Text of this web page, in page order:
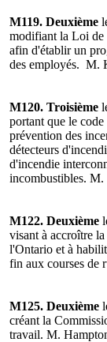
M119. Deuxième
modifiant la Loi de
afin d'établir un
des employés. M.
M120. Troisième
portant que le
prévention des
détecteurs
d'incendie
incombustibles. M.
M122. Deuxième
visant à accroître
l'Ontario et à
fin aux courses de
M125. Deuxième
créant la
travail. M.